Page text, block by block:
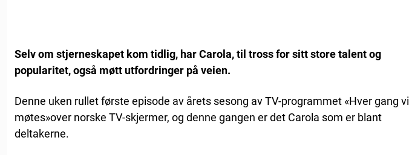
Selv om stjerneskapet kom tidlig, har Carola, til tross for sitt store talent og
popularitet, også møtt utfordringer på veien.
Denne uken rullet første episode av årets sesong av TV-programmet «Hver gang vi
møtes»over norske TV-skjermer, og denne gangen er det Carola som er blant
deltakerne.